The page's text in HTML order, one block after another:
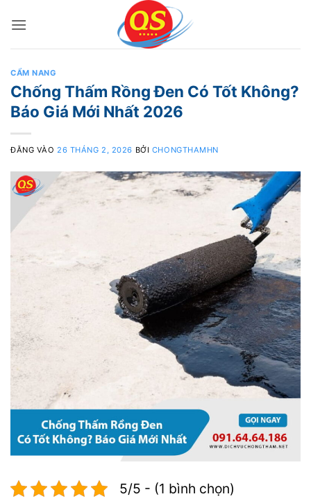
qua
CẨM NANG
Chống Thấm Rồng Đen Có Tốt Không?
Báo Giá Mới Nhất 2026
ĐĂNG VÀO 26 THÁNG 2, 2026 BỞI CHONGTHAMHN
5/5 - (1 bình chọn)